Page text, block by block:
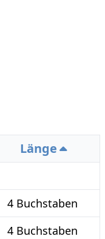
Länge
4 Buchstaben
4 Buchstaben